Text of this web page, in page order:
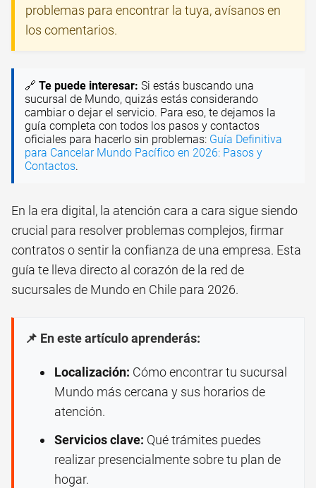
problemas para encontrar la tuya, avísanos en
los comentarios.
🔗 Te puede interesar: Si estás buscando una
sucursal de Mundo, quizás estás considerando
cambiar o dejar el servicio. Para eso, te dejamos la
guía completa con todos los pasos y contactos
oficiales para hacerlo sin problemas: Guía Definitiva
para Cancelar Mundo Pacífico en 2026: Pasos y
Contactos.
En la era digital, la atención cara a cara sigue siendo
crucial para resolver problemas complejos, firmar
contratos o sentir la confianza de una empresa. Esta
guía te lleva directo al corazón de la red de
sucursales de Mundo en Chile para 2026.
📌 En este artículo aprenderás:
Localización: Cómo encontrar tu sucursal
Mundo más cercana y sus horarios de
atención.
Servicios clave: Qué trámites puedes
realizar presencialmente sobre tu plan de
hogar.